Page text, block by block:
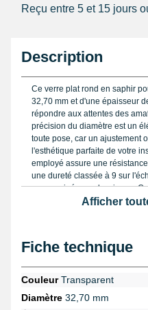
Reçu entre 5 et 15 jours
Description
Ce verre plat rond en saphir
32,70 mm et d'une épaisseur
répondre aux attentes des
précision du diamètre est un
toute pose, car un ajustement
l'esthétique parfaite de votre
employé assure une
une dureté classée à 9 sur
verres minéraux classiques.
apprécié pour son excellente
La forme circulaire de ce verre
manipulations. Cette
également l'étanchéité en
Afficher
Fiche technique
CouleurTransparent
Diamètre 32,70 mm